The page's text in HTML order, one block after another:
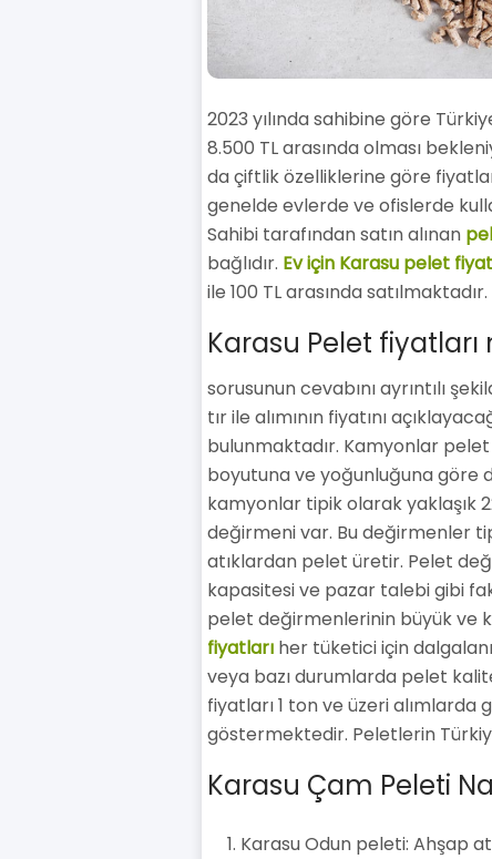
2023 yılında sahibine göre
8.500 TL arasında olması
da çiftlik özelliklerine göre
genelde evlerde ve ofislerde
Sahibi tarafından satın alınan
bağlıdır. Ev için Karasu pelet
ile 100 TL arasında satılmaktadır.
Karasu Pelet fiyatları
sorusunun cevabını ayrıntılı
tır ile alımının fiyatını
bulunmaktadır. Kamyonlar pelet
boyutuna ve yoğunluğuna göre
kamyonlar tipik olarak yaklaşık
değirmeni var. Bu değirmenler
atıklardan pelet üretir. Pelet
kapasitesi ve pazar talebi gibi
pelet değirmenlerinin büyük ve
fiyatlarıher tüketici için
veya bazı durumlarda pelet
fiyatları 1 ton ve üzeri
göstermektedir. Peletlerin
Karasu Çam Peleti
Karasu Odun peleti: Ahşap